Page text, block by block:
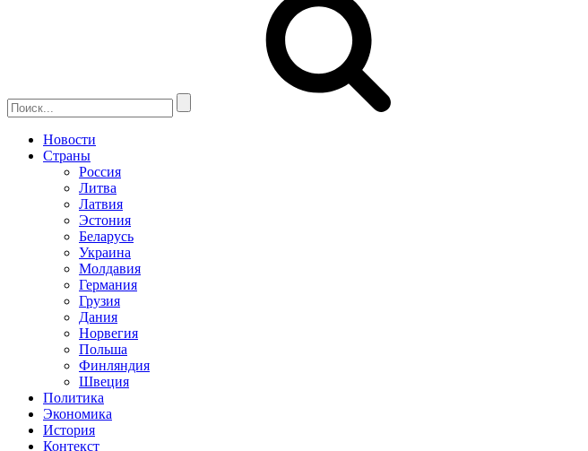
Новости
Страны
Россия
Литва
Латвия
Эстония
Беларусь
Украина
Молдавия
Германия
Грузия
Дания
Норвегия
Польша
Финляндия
Швеция
Политика
Экономика
История
Контекст